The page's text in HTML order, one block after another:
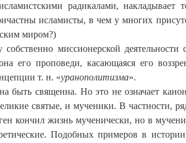
радикалами, накладывает
исламисты, в чем у многих
миром?)
миссионерской
его проповеди, касающаяся его
т. н. «уранополитизма».
быть священна. Но это не означает
святые, и мученики. В частности,
кончил жизнь мученически, но в
Подобных примеров в истории